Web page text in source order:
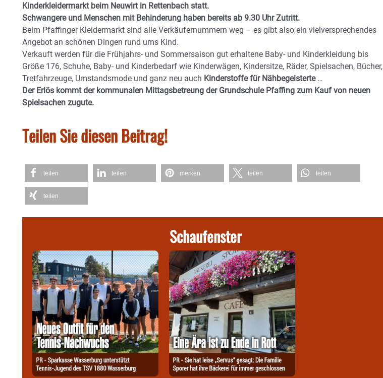
Kinderkleidermarkt beim Neuwirt in Rettenbach statt.
Schwangere und Menschen mit Behinderung haben bereits ab 9.30 Uhr Zutritt.
Beim Pfaffinger Kleidermarkt sind alle Verkäufernummern weg – es gibt also ein vielversprechendes
Angebot an schönen Dingen rund ums Kind.
Verkauft werden für die Frühjahrs- und Sommersaison gut erhaltene Baby- und Kinderkleidung bis
Größe 176, Schuhe, Baby- und Kinderbedarf wie Kinderwägen, Kindersitze, Räder, Spielsachen, Bücher,
Tretfahrzeuge, Umstandsmode und ganz neu auch Kinderstoffe für Nähbegeisterte…
Der Erlös kommt der kommunalen Mittagsbetreung der Grundschule Pfaffing zum Kauf von neuen
Spielsachen zugute.
Teilen Sie diesen Beitrag!
teilen teilen merken teilen teilen
teilen
Schaufenster